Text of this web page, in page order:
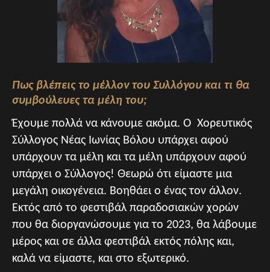
Πως βλέπεις το μέλλον του Συλλόγου και τι θα
συμβούλευες τα μέλη του;
Έχουμε πολλά να κάνουμε ακόμα. Ο Χορευτικός
Σύλλογος Νέας Ιωνίας Βόλου υπάρχει αφού
υπάρχουν τα μέλη και τα μέλη υπάρχουν αφού
υπάρχει ο Σύλλογος! Θεωρώ ότι είμαστε μια
μεγάλη οικογένεια. Βοηθάει ο ένας τον άλλον.
Εκτός από το φεστιβάλ παραδοσιακών χορών
που θα διοργανώσουμε για το 2023, θα λάβουμε
μέρος και σε άλλα φεστιβάλ εκτός πόλης και,
καλά να είμαστε, και στο εξωτερικό.